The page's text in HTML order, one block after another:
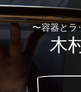
〜容器とラ
木